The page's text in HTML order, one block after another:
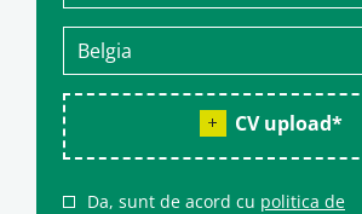
CV upload*
Da, sunt de acord cu politica de